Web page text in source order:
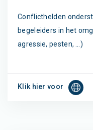
Conflicthelden
begeleiders in het
agressie, pesten, …)
Klik hier voor